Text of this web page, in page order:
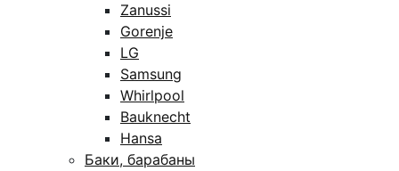
Zanussi
Gorenje
LG
Samsung
Whirlpool
Bauknecht
Hansa
Баки, барабаны